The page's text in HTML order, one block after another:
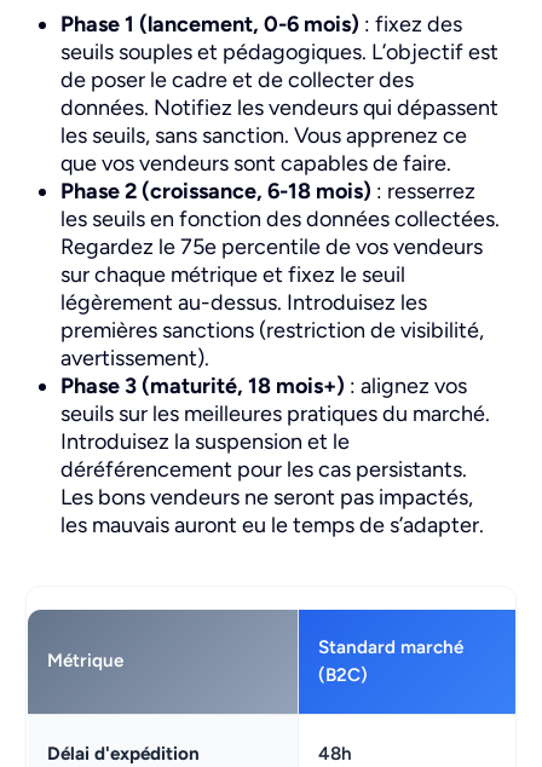
Phase 1 (lancement, 0-6 mois) : fixez des
seuils souples et pédagogiques. L’objectif est
de poser le cadre et de collecter des
données. Notifiez les vendeurs qui dépassent
les seuils, sans sanction. Vous apprenez ce
que vos vendeurs sont capables de faire.
Phase 2 (croissance, 6-18 mois) : resserrez
les seuils en fonction des données collectées.
Regardez le 75e percentile de vos vendeurs
sur chaque métrique et fixez le seuil
légèrement au-dessus. Introduisez les
premières sanctions (restriction de visibilité,
avertissement).
Phase 3 (maturité, 18 mois+) : alignez vos
seuils sur les meilleures pratiques du marché.
Introduisez la suspension et le
déréférencement pour les cas persistants.
Les bons vendeurs ne seront pas impactés,
les mauvais auront eu le temps de s’adapter.
Métrique
Standard marché
(B2C)
Délai d'expédition 48h